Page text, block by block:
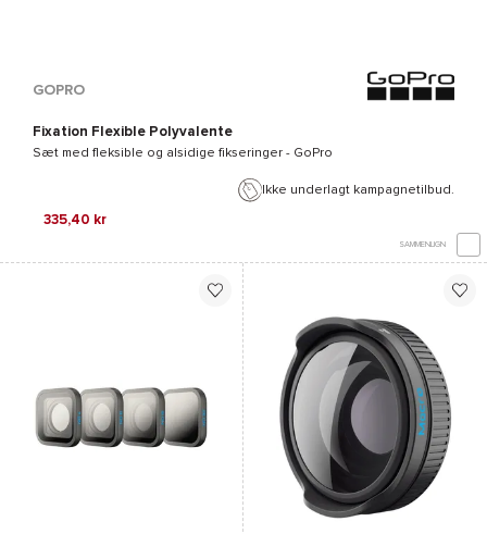
GOPRO
Fixation Flexible Polyvalente
Sæt med fleksible og alsidige fikseringer - GoPro
Ikke underlagt kampagnetilbud.
335,40 kr
SAMMENLIGN